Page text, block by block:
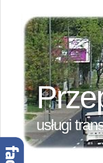
usługi